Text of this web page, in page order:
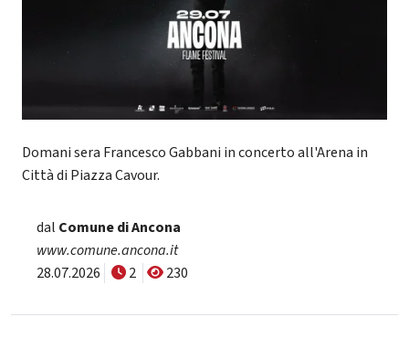
Domani sera Francesco Gabbani in concerto all'Arena in
Città di Piazza Cavour.
dal Comune di Ancona
www.comune.ancona.it
28.07.2026
2 230